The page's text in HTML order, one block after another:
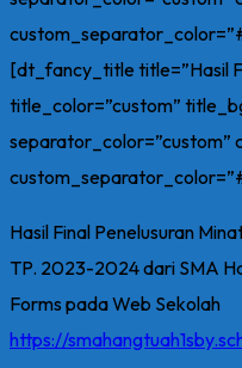
[dt_fancy_title title=”Hasil
title_color=”custom”
Hasil Final Penelusuran
TP. 2023-2024 dari SMA
Forms pada Web Sekolah
https://